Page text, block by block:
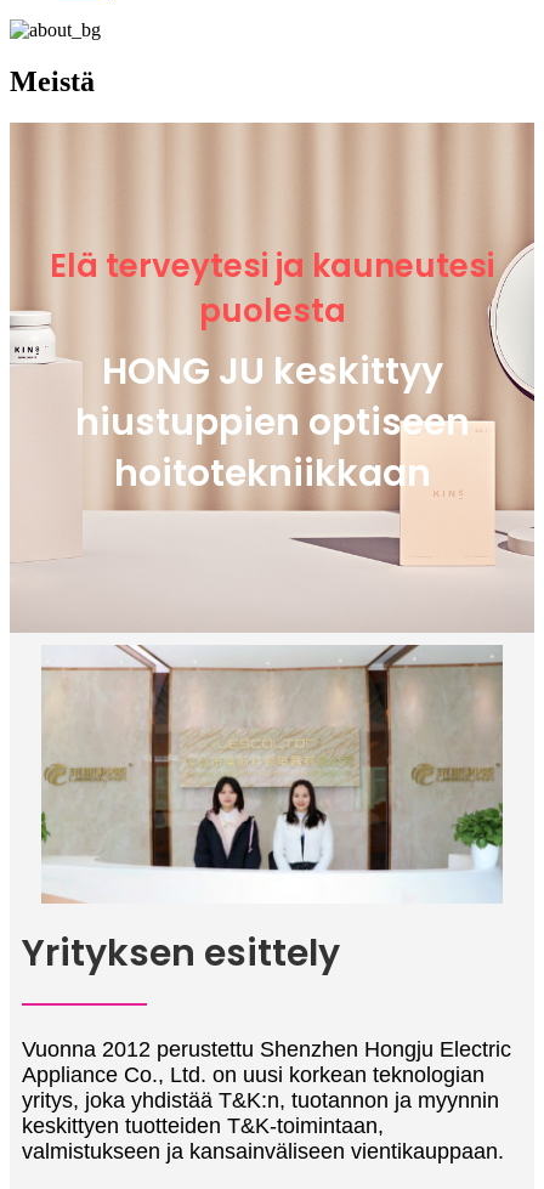
Meistä
Elä terveytesi ja kauneutesi
puolesta
HONG JU keskittyy
hiustuppien optiseen
hoitotekniikkaan
Yrityksen esittely
Vuonna 2012 perustettu Shenzhen Hongju Electric
Appliance Co., Ltd. on uusi korkean teknologian
yritys, joka yhdistää T&K:n, tuotannon ja myynnin
keskittyen tuotteiden T&K-toimintaan,
valmistukseen ja kansainväliseen vientikauppaan.